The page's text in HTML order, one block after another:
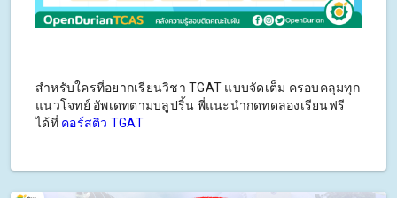
สำหรับใครที่อยากเรียนวิชา TGAT แบบจัดเต็ม ครอบคลุมทุก
แนวโจทย์ อัพเดทตามบลูปริ้น พี่แนะนำกดทดลองเรียนฟรี
ได้ที่ คอร์สติว TGAT